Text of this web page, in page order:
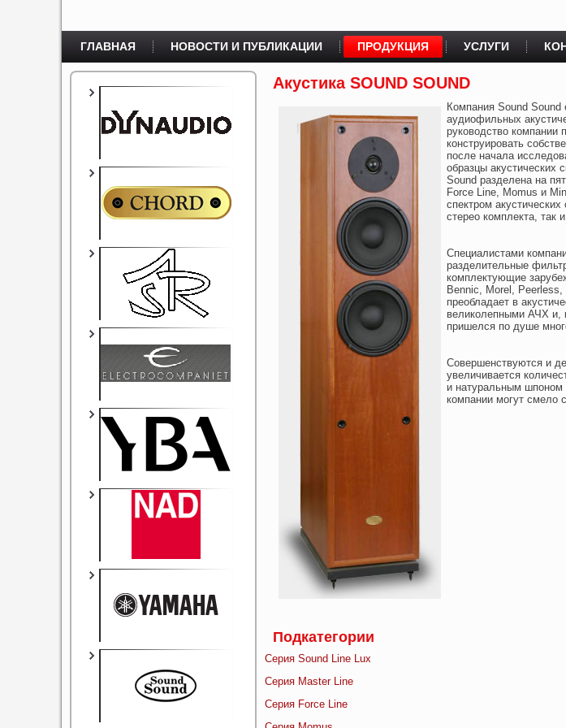
ГЛАВНАЯ НОВОСТИ И ПУБЛИКАЦИИ ПРОДУКЦИЯ УСЛУГИ
Акустика SOUND SOUND
Компания Sound Sound
аудиофильных
руководство компании
конструировать
после начала
образцы акустических
Sound разделена на
Force Line, Momus и
спектром
стерео комплекта, так
Специалистами
разделительные
комплектующие
Bennic, Morel,
преобладает в
великолепными АЧХ и,
пришелся по душе
Совершенствуются и
увеличивается
и натуральным шпоном
компании могут смело
Подкатегории
Серия Sound Line Lux
Серия Master Line
Серия Force Line